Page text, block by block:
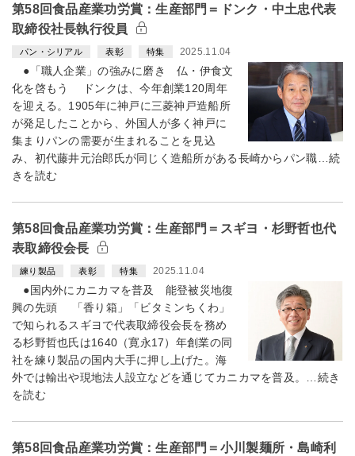
第58回食品産業功労賞：生産部門＝ドンク・中土忠代表
取締役社長執行役員
パン・シリアル 表彰 特集 2025.11.04
●「職人企業」の強みに磨き 仏・伊食文
化を啓もう ドンクは、今年創業120周年
を迎える。1905年に神戸に三菱神戸造船所
が発足したことから、外国人が多く神戸に
集まりパンの需要が生まれることを見込
み、初代藤井元治郎氏が同じく造船所がある長崎からパン職…続
きを読む
第58回食品産業功労賞：生産部門＝スギヨ・杉野哲也代
表取締役会長
練り製品 表彰 特集 2025.11.04
●国内外にカニカマを普及 能登被災地復
興の先頭 「香り箱」「ビタミンちくわ」
で知られるスギヨで代表取締役会長を務め
る杉野哲也氏は1640（寛永17）年創業の同
社を練り製品の国内大手に押し上げた。海
外では輸出や現地法人設立などを通じてカニカマを普及。…続き
を読む
第58回食品産業功労賞：生産部門＝小川製麺所・島崎利